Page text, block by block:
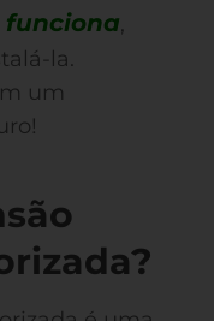
funciona,
la.
um